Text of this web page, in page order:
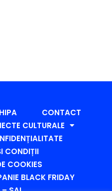
CONTACT
CULTURALE
CONDIȚII
COOKIES
BLACK FRIDAY